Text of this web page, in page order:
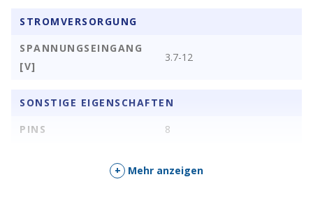
STROMVERSORGUNG
SPANNUNGSEINGANG
[V]
3.7-12
SONSTIGE EIGENSCHAFTEN
PINS
8
+ Mehr anzeigen